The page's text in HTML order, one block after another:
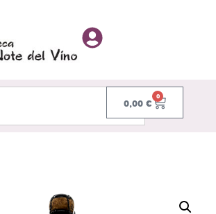
0,00 €
0